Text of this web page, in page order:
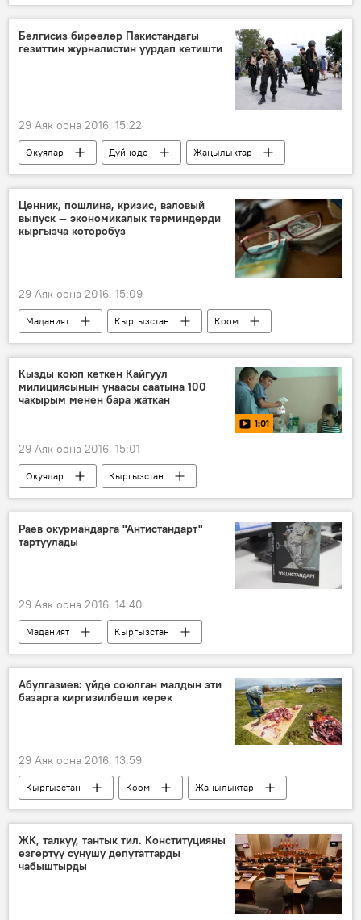
Саясат
КТРК
мыйзам
талкуу
Белгисиз бирөөлөр Пакистандагы
гезиттин журналистин уурдап кетишти
29 Аяк оона 2016, 15:22
Окуялар Дүйнөдө
Жаңылыктар
Пакистан
журналист
газета
Ценник, пошлина, кризис, валовый
выпуск — экономикалык терминдерди
кыргызча которобуз
29 Аяк оона 2016, 15:09
Маданият Кыргызстан
Коом
Жаңылыктар
Тибиртке — кыргызча туура сүйлөйбүз
котормо
тибиртке Экономика
Кызды коюп кеткен Кайгуул
милициясынын унаасы саатына 100
чакырым менен бара жаткан
1:01
29 Аяк оона 2016, 15:01
Окуялар
Кыргызстан
Мультимедиа
Видео
Жаңылыктар
Кайгуул милициясы
Раев окурмандарга "Антистандарт"
тартуулады
29 Аяк оона 2016, 14:40
Маданият
Кыргызстан
Жаңылыктар
Султан Раев
проза
поэзия
драма жыйнак
Абулгазиев: үйдө союлган малдын эти
базарга киргизилбеши керек
29 Аяк оона 2016, 13:59
Кыргызстан Коом
Жаңылыктар
эт
мал
Мухаммедкалый Абылгазиев
ЖК, талкуу, тантык тил. Конституцияны
өзгөртүү сунушу депутаттарды
чабыштырды